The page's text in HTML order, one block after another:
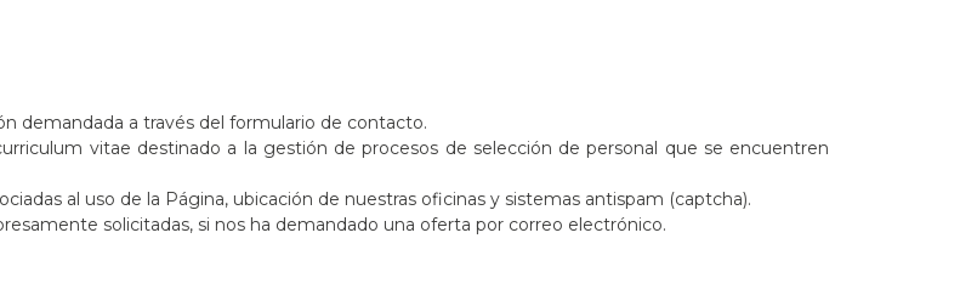
demandada a través del formulario de contacto.
vitae destinado a la gestión de procesos de selección de personal que se encuentren
al uso de la Página, ubicación de nuestras oficinas y sistemas antispam (captcha).
solicitadas, si nos ha demandado una oferta por correo electrónico.